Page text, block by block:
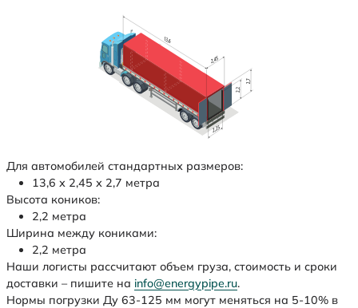
Для автомобилей стандартных размеров:
13,6 х 2,45 х 2,7 метра
Высота коников:
2,2 метра
Ширина между кониками:
2,2 метра
Наши логисты рассчитают объем груза, стоимость и сроки
доставки – пишите на info@energypipe.ru.
Нормы погрузки Ду 63-125 мм могут меняться на 5-10% в